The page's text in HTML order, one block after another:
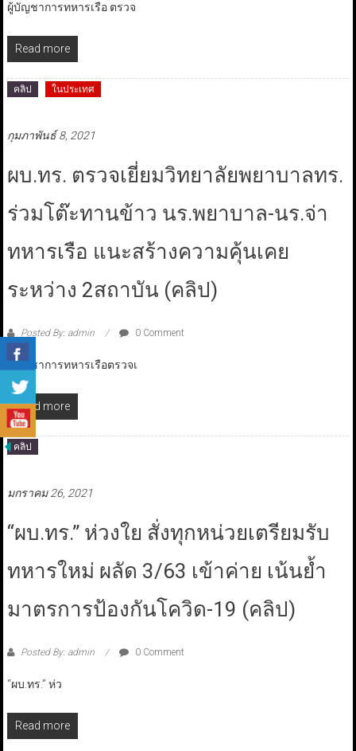
ผู้บัญชาการทหารเรือ ตรวจ
Read more
คลิป ในประเทศ
กุมภาพันธ์ 8, 2021
ผบ.ทร. ตรวจเยี่ยมวิทยาลัยพยาบาลทร.
ร่วมโต๊ะทานข้าว นร.พยาบาล-นร.จ่า
ทหารเรือ แนะสร้างความคุ้นเคย
ระหว่าง 2สถาบัน (คลิป)
Posted By: admin 0 Comment
ผู้บัญชาการทหารเรือตรวจเ
Read more
คลิป
มกราคม 26, 2021
“ผบ.ทร.” ห่วงใย สั่งทุกหน่วยเตรียมรับ
ทหารใหม่ ผลัด 3/63 เข้าค่าย เน้นย้ำ
มาตรการป้องกันโควิด-19 (คลิป)
Posted By: admin 0 Comment
“ผบ.ทร.” ห่ว
Read more